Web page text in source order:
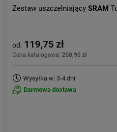
Zestaw uszczelniający SRAM
od: 119,75 zł
Cena katalogowa: 208,90 zł
Wysyłka w: 3-4 dni
Darmowa dostawa